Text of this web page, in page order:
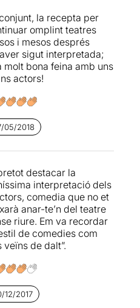
la recepta per
omplint teatres
i mesos després
sigut interpretada;
molt bona feina amb uns
actors!
05/2018
destacar la
interpretació dels
comedia que no et
anar-te’n del teatre
riure. Em va recordar
de comedies com
veïns de dalt”.
12/2017